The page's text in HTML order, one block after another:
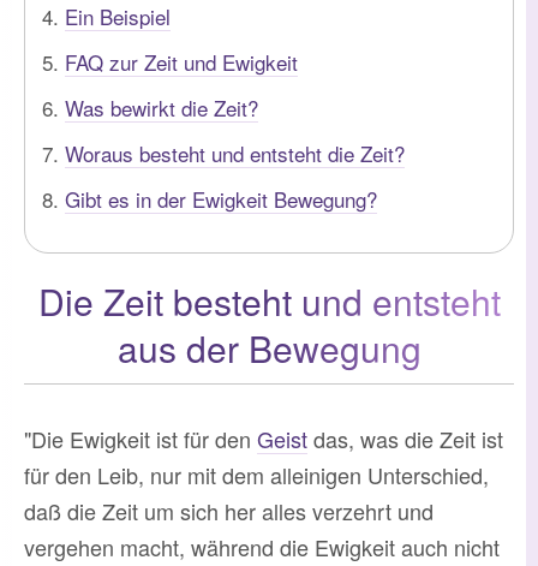
Ein Beispiel
FAQ zur Zeit und Ewigkeit
Was bewirkt die Zeit?
Woraus besteht und entsteht die Zeit?
Gibt es in der Ewigkeit Bewegung?
Die Zeit besteht und entsteht
aus der Bewegung
"Die Ewigkeit ist für den Geistdas, was die Zeit ist
für den Leib, nur mit dem alleinigen Unterschied,
daß die Zeit um sich her alles verzehrt und
vergehen macht, während die Ewigkeit auch nicht